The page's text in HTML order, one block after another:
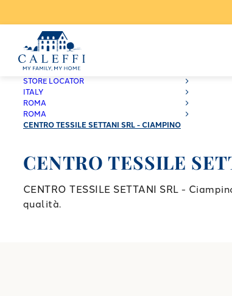
CALEFFI
STORE LOCATOR
ITALY
ROMA
ROMA
CENTRO TESSILE SETTANI SRL - CIAMPINO
CENTRO TESSILE
CENTRO TESSILE SETTANI SRL -
qualità.